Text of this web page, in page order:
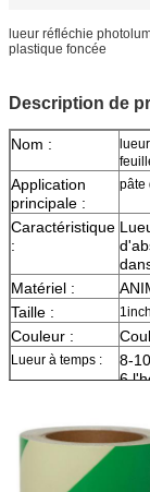
lueur réfléchie
plastique foncée
Description de
Nom :
Application
principale :
pâte
Caractéristique
:
Matériel :
Taille :
Couleur :
Lueur à temps :
8-
6
La livraison
7